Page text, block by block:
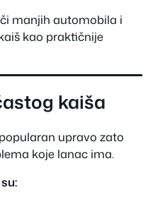
manjih automobila i
kao praktičnije
kaiša
upravo zato
koje lanac ima.